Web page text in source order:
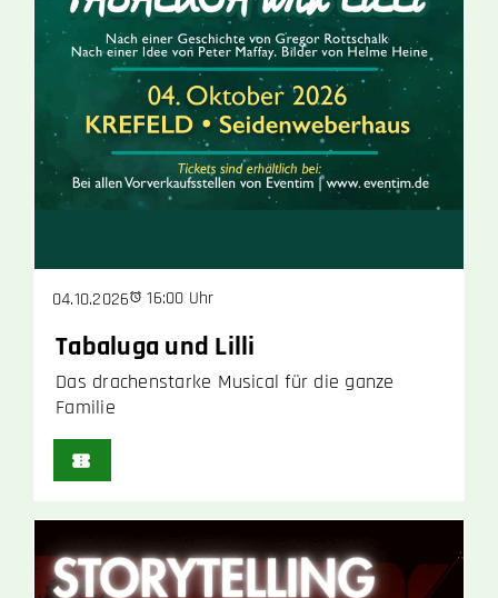
04.10.2026 16:00 Uhr
Tabaluga und Lilli
Das drachenstarke Musical für die ganze
Familie